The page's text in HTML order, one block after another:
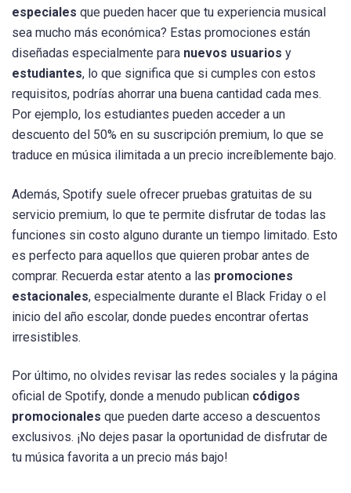
especiales que pueden hacer que tu experiencia musical
sea mucho más económica? Estas promociones están
diseñadas especialmente para nuevos usuarios y
estudiantes, lo que significa que si cumples con estos
requisitos, podrías ahorrar una buena cantidad cada mes.
Por ejemplo, los estudiantes pueden acceder a un
descuento del 50% en su suscripción premium, lo que se
traduce en música ilimitada a un precio increíblemente bajo.
Además, Spotify suele ofrecer pruebas gratuitas de su
servicio premium, lo que te permite disfrutar de todas las
funciones sin costo alguno durante un tiempo limitado. Esto
es perfecto para aquellos que quieren probar antes de
comprar. Recuerda estar atento a las promociones
estacionales, especialmente durante el Black Friday o el
inicio del año escolar, donde puedes encontrar ofertas
irresistibles.
Por último, no olvides revisar las redes sociales y la página
oficial de Spotify, donde a menudo publican códigos
promocionales que pueden darte acceso a descuentos
exclusivos. ¡No dejes pasar la oportunidad de disfrutar de
tu música favorita a un precio más bajo!